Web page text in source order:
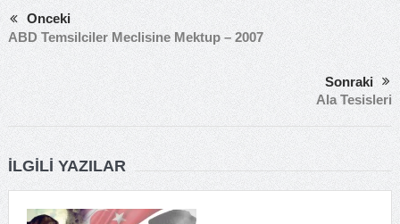
Önceki
ABD Temsilciler Meclisine Mektup – 2007
Sonraki
Ala Tesisleri
İLGILI YAZILAR